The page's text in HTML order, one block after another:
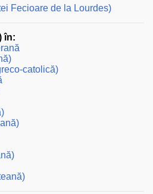
Fecioare de la Lourdes)
în:
catolică)